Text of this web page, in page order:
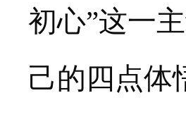
初心”这一
己的四点体